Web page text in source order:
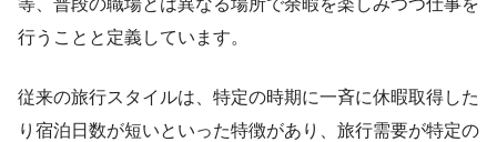
等、普段の職場とは異なる場所で余暇を楽しみつつ仕事を
行うことと定義しています。
従来の旅行スタイルは、特定の時期に一斉に休暇取得した
り宿泊日数が短いといった特徴があり、旅行需要が特定の